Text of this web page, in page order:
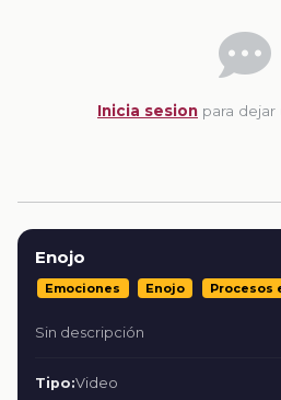
Inicia sesion para dejar
Enojo
Emociones Enojo Procesos
Sin descripción
Tipo:Video